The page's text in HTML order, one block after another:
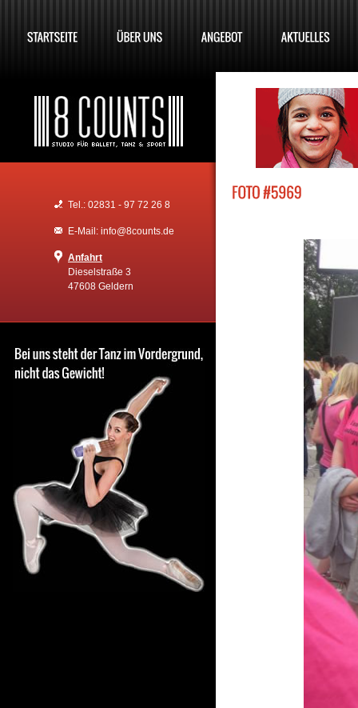
Tel.: 02831 - 97 72 26 8
E-Mail: info@8counts.de
Anfahrt
Dieselstraße 3
47608 Geldern